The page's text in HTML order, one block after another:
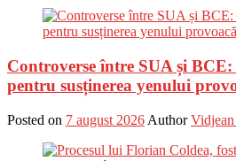
Controverse între SUA și
pentru susținerea yenului
Posted on 7 august 2026 Author